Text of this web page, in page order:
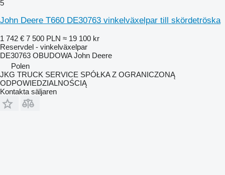
5
John Deere T660 DE30763 vinkelväxelpar till skördetröska
1 742 € 7 500 PLN ≈ 19 100 kr
Reservdel - vinkelväxelpar
DE30763 OBUDOWA John Deere
Polen
JKG TRUCK SERVICE SPÓŁKA Z OGRANICZONĄ
ODPOWIEDZIALNOŚCIĄ
Kontakta säljaren